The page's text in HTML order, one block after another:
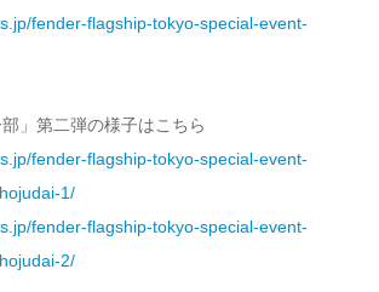
fender-flagship-tokyo-special-event-
」第二弾の様子はこちら
fender-flagship-tokyo-special-event-
1/
fender-flagship-tokyo-special-event-
2/